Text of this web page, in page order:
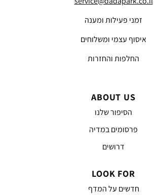
זמני פעילות ומענה
איסוף עצמי ומשלוחים
החלפות והחזרות
ABOUT US
הסיפור שלנו
פרסומים במדיה
דרושים
LOOK FOR
חדשים על המדף